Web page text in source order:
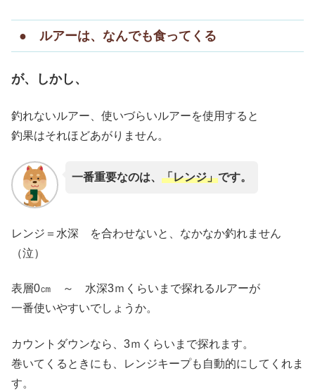
● ルアーは、なんでも食ってくる
が、しかし、
釣れないルアー、使いづらいルアーを使用すると
釣果はそれほどあがりません。
一番重要なのは、 「レンジ」です。
レンジ＝水深 を合わせないと、なかなか釣れません
（泣）
表層0㎝ ～ 水深3ｍくらいまで探れるルアーが
一番使いやすいでしょうか。
カウントダウンなら、3ｍくらいまで探れます。
巻いてくるときにも、レンジキープも自動的にしてくれま
す。